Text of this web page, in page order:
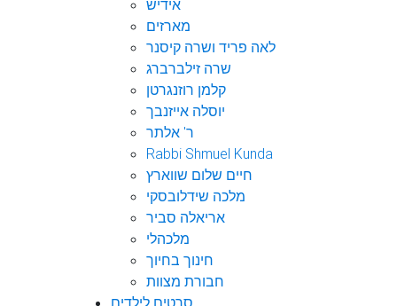
אידיש
מארזים
לאה פריד ושרה קיסנר
שרה זילברברג
קלמן רוזנגרטן
יוסלה אייזנבך
ר' אלתר
Rabbi Shmuel Kunda
חיים שלום שווארץ
מלכה שידלובסקי
אריאלה סביר
מלכהלי
חינוך בחיוך
חבורת מצוות
סרטים לילדים